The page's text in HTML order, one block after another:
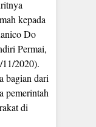
kepada
Do
Permai,
2020).
bagian dari
pemerintah
di